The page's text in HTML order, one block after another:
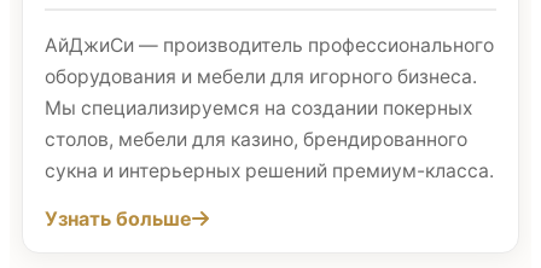
АйДжиСи — производитель профессионального
оборудования и мебели для игорного бизнеса.
Мы специализируемся на создании покерных
столов, мебели для казино, брендированного
сукна и интерьерных решений премиум-класса.
Узнать больше